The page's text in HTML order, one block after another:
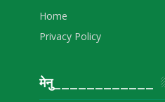
Home
Privacy Policy
मेनु____________